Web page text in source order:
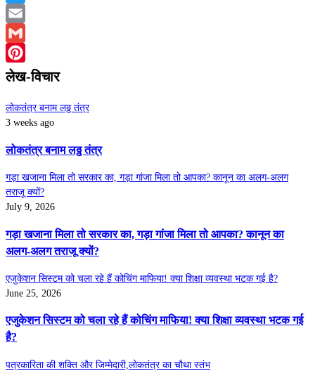
Twitter
Email
Gmail
Pinterest
लेख-विचार
लोकतंत्र बनाम लठ्ठ तंत्र
3 weeks ago
लोकतंत्र बनाम लठ्ठ तंत्र
गड़ा खजाना मिला तो सरकार का, गड़ा गांजा मिला तो आपका? कानून का अलग-अलग
तराजू क्यों?
July 9, 2026
गड़ा खजाना मिला तो सरकार का, गड़ा गांजा मिला तो आपका? कानून का
अलग-अलग तराजू क्यों?
एजुकेशन सिस्टम को चला रहे हैं कोचिंग माफिया! क्या शिक्षा व्यवस्था भटक गई है?
June 25, 2026
एजुकेशन सिस्टम को चला रहे हैं कोचिंग माफिया! क्या शिक्षा व्यवस्था भटक गई
है?
पत्रकारिता की शक्ति और जिम्मेदारी,लोकतंत्र का चौथा स्तंभ